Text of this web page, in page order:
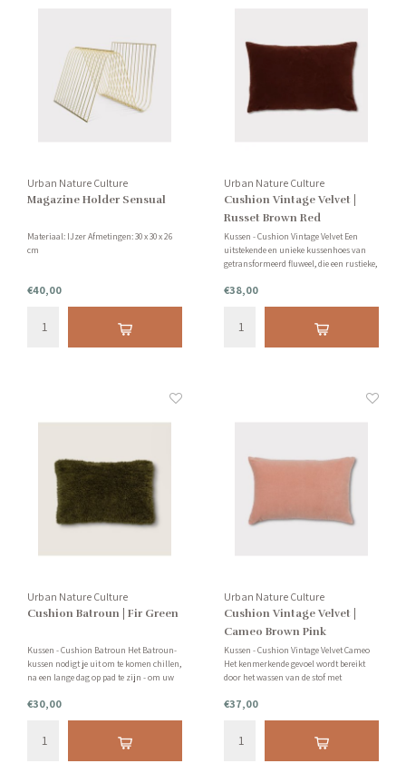
Urban Nature Culture
Magazine Holder Sensual
Materiaal: IJzer Afmetingen: 30 x 30 x 26
cm
€40,00
Urban Nature Culture
Cushion Vintage Velvet |
Russet Brown Red
Kussen - Cushion Vintage Velvet Een
uitstekende en unieke kussenhoes van
getransformeerd fluweel, die een rustieke,
Creëert een gezellige sfeer in je woon- of
€38,00
Urban Nature Culture
Cushion Batroun | Fir Green
Kussen - Cushion Batroun Het Batroun-
kussen nodigt je uit om te komen chillen,
na een lange dag op pad te zijn - om uw
vuur, omringd door kaarsen, en te
€30,00
Urban Nature Culture
Cushion Vintage Velvet |
Cameo Brown Pink
Kussen - Cushion Vintage Velvet Cameo
Het kenmerkende gevoel wordt bereikt
door het wassen van de stof met
vintage uitstraling krijgt waar we
€37,00